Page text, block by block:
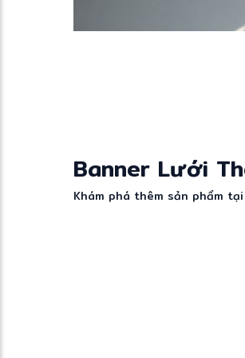
Banner Lưới
Khám phá thêm sản phẩm